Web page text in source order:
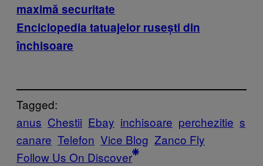
maximă securitate
Enciclopedia tatuajelor rusești din
închisoare
Tagged:
anus Chestii Ebay inchisoare perchezitie s
canare Telefon Vice Blog Zanco Fly
Follow Us On Discover